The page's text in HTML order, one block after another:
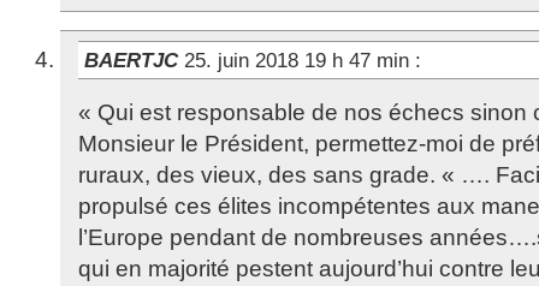
BAERTJC 25. juin 2018 19 h 47 min :
« Qui est responsable de nos échecs sinon
Monsieur le Président, permettez-moi de
ruraux, des vieux, des sans grade. « ….
propulsé ces élites incompétentes aux
l’Europe pendant de nombreuses
qui en majorité pestent aujourd’hui contre